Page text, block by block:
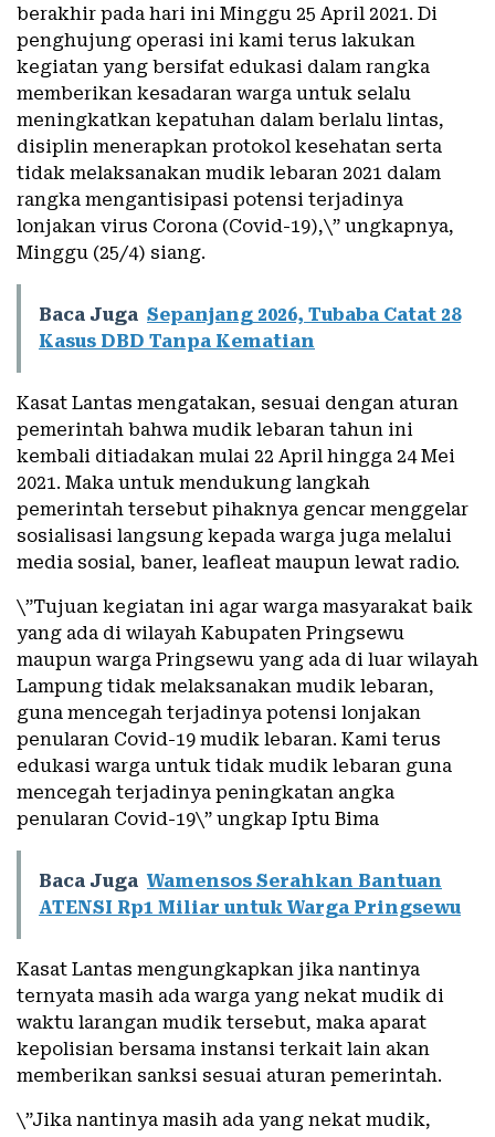
berakhir pada hari ini Minggu 25 April 2021. Di
penghujung operasi ini kami terus lakukan
kegiatan yang bersifat edukasi dalam rangka
memberikan kesadaran warga untuk selalu
meningkatkan kepatuhan dalam berlalu lintas,
disiplin menerapkan protokol kesehatan serta
tidak melaksanakan mudik lebaran 2021 dalam
rangka mengantisipasi potensi terjadinya
lonjakan virus Corona (Covid-19),\” ungkapnya,
Minggu (25/4) siang.
Baca Juga Sepanjang 2026, Tubaba Catat 28
Kasus DBD Tanpa Kematian
Kasat Lantas mengatakan, sesuai dengan aturan
pemerintah bahwa mudik lebaran tahun ini
kembali ditiadakan mulai 22 April hingga 24 Mei
2021. Maka untuk mendukung langkah
pemerintah tersebut pihaknya gencar menggelar
sosialisasi langsung kepada warga juga melalui
media sosial, baner, leafleat maupun lewat radio.
\”Tujuan kegiatan ini agar warga masyarakat baik
yang ada di wilayah Kabupaten Pringsewu
maupun warga Pringsewu yang ada di luar wilayah
Lampung tidak melaksanakan mudik lebaran,
guna mencegah terjadinya potensi lonjakan
penularan Covid-19 mudik lebaran. Kami terus
edukasi warga untuk tidak mudik lebaran guna
mencegah terjadinya peningkatan angka
penularan Covid-19\” ungkap Iptu Bima
Baca Juga Wamensos Serahkan Bantuan
ATENSI Rp1 Miliar untuk Warga Pringsewu
Kasat Lantas mengungkapkan jika nantinya
ternyata masih ada warga yang nekat mudik di
waktu larangan mudik tersebut, maka aparat
kepolisian bersama instansi terkait lain akan
memberikan sanksi sesuai aturan pemerintah.
\”Jika nantinya masih ada yang nekat mudik,